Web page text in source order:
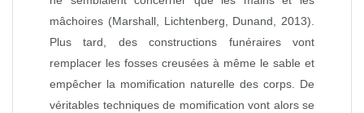
mâchoires (Marshall, Lichtenberg, Dunand, 2013).
Plus tard, des constructions funéraires vont
remplacer les fosses creusées à même le sable et
empêcher la momification naturelle des corps. De
véritables techniques de momification vont alors se